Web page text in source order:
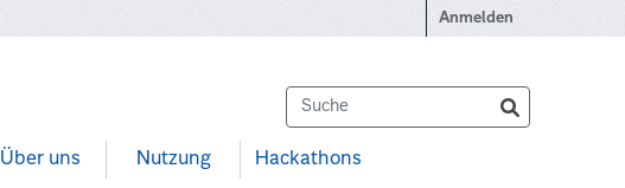
Anmelden
Über uns Nutzung Hackathons